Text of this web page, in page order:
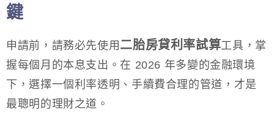
鍵
申請前，請務必先使用 二胎房貸利率試算工具，掌
握每個月的本息支出。在 2026 年多變的金融環境
下，選擇一個利率透明、手續費合理的管道，才是
最聰明的理財之道。